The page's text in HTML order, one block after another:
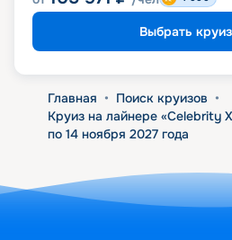
Выбрать круиз
Главная • Поиск круизов •
Круиз на лайнере «Celebrity
по 14 ноября 2027 года